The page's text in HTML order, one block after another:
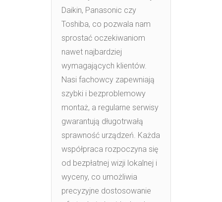
Daikin, Panasonic czy
Toshiba, co pozwala nam
sprostać oczekiwaniom
nawet najbardziej
wymagających klientów.
Nasi fachowcy zapewniają
szybki i bezproblemowy
montaż, a regularne serwisy
gwarantują długotrwałą
sprawność urządzeń. Każda
współpraca rozpoczyna się
od bezpłatnej wizji lokalnej i
wyceny, co umożliwia
precyzyjne dostosowanie